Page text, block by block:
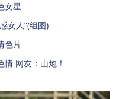
女星
女人”(组图)
色片
网友：山炮！